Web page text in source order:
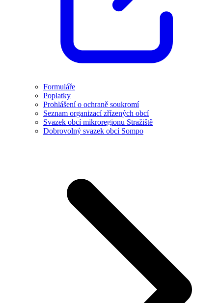
Formuláře
Poplatky
Prohlášení o ochraně soukromí
Seznam organizací zřízených obcí
Svazek obcí mikroregionu Stražiště
Dobrovolný svazek obcí Sompo